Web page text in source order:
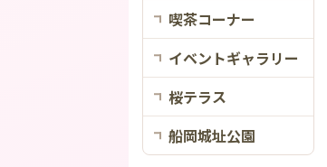
喫茶コーナー
イベントギャラリー
桜テラス
船岡城址公園